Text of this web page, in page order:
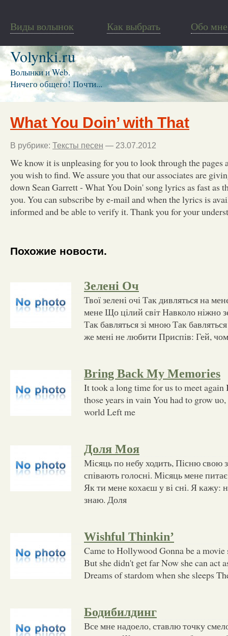
Виды волынок Как выбрать Обо мне
Volynki.ru
Волынки и Web.
Ничего общего! Почти...
What You Doin’ with That
В рубрике: Тексты песен — 23.07.2012
We know it is unpleasing for you to look through the pages
you wish to find. We assure you that our associates are
down Sean Garrett - What You Doin' song lyrics as fast as
you. You can subscribe by e-mail and when the lyrics is
informed and be able to verify it. Thank you for your
Похожие новости.
Зелені Оч
Твої зелені очі Так дивляться на
мене Що цілий світ Навколо ніжно
Так бавляться зі мною Так
же мені не любити Приспів: Гей,
Bring Back My Memories
It took a long time for us to meet again
those years in vain You had to grow
world Left me
Доля Моя
Місяць по небу ходить, Пісню свою
співають голосні. Місяць мене
Як ти мене кохаєш у ві сні. Я кажу:
знаю. Доля
Wishful Thinkin’
Came to Hollywood Gonna be a movie
But she didn't get far Now she can act
Dreams of stardom when she sleeps
Бодибилдинг
Все мне надоело, ставлю точку